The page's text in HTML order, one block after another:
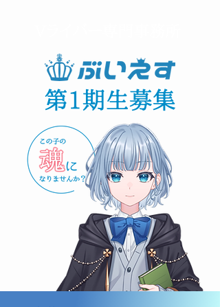
第1期生募集